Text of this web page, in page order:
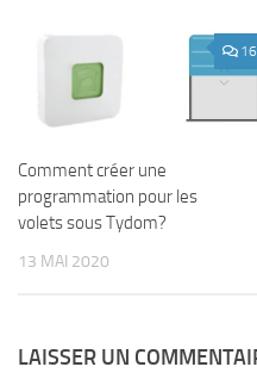
16
Comment créer une
programmation pour les
volets sous Tydom?
13 MAI 2020
LAISSER UN